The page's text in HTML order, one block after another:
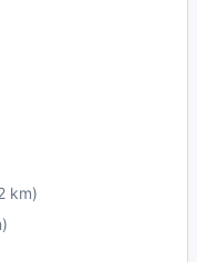
km)